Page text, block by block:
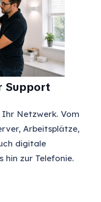
Support
Netzwerk. Vom
Arbeitsplätze,
digitale
hin zur Telefonie.